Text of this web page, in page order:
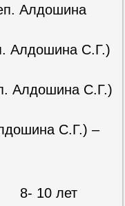
Алдошина
Алдошина С.Г.)
Алдошина С.Г.)
С.Г.) –